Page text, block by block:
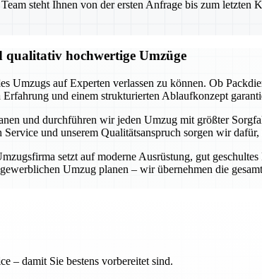
steht Ihnen von der ersten Anfrage bis zum letzten
qualitativ hochwertige Umzüge
auf Experten verlassen zu können. Ob
und einem strukturierten Ablaufkonzept
und durchführen wir jeden Umzug mit größter
und unserem Qualitätsanspruch sorgen wir
setzt auf moderne Ausrüstung, gut
Umzug planen – wir übernehmen die
– damit Sie bestens vorbereitet sind.